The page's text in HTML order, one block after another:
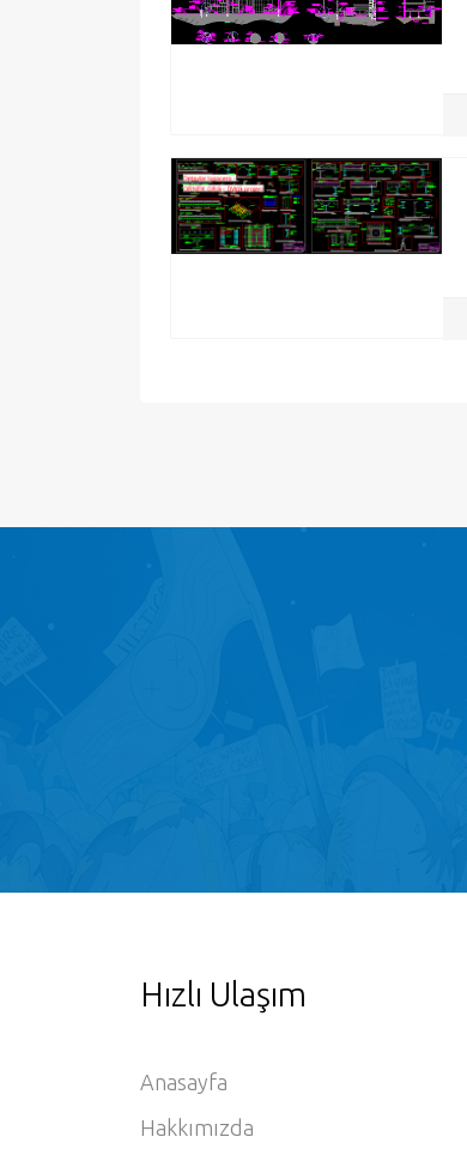
Hızlı Ulaşım
Anasayfa
Hakkımızda